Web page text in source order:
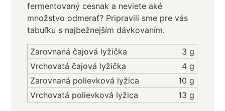
fermentovaný cesnak a neviete aké
množstvo odmerať? Pripravili sme pre vás
tabuľku s najbežnejším dávkovaním.
Zarovnaná čajová lyžička
3 g
Vrchovatá čajová lyžička
4 g
Zarovnaná polievková lyžica
10 g
Vrchovatá polievková lyžica
13 g